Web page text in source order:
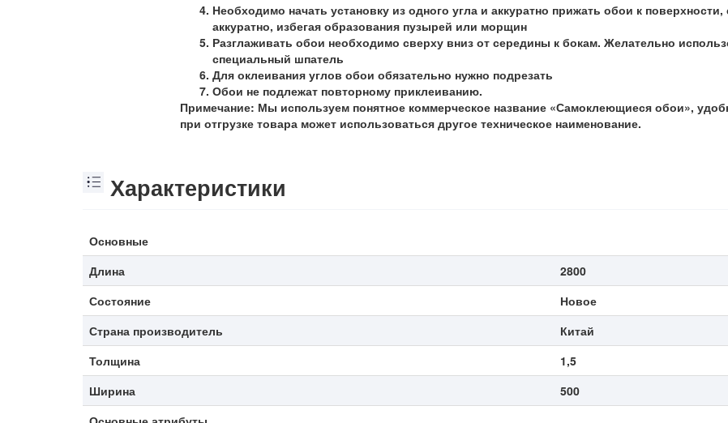
Необходимо начать установку из одного угла и аккуратно прижать обои к
аккуратно, избегая образования пузырей или морщин
Разглаживать обои необходимо сверху вниз от середины к бокам. Желательно
специальный шпатель
Для оклеивания углов обои обязательно нужно подрезать
Обои не подлежат повторному приклеиванию.
Примечание: Мы используем понятное коммерческое название «Самоклеющиеся обои»,
при отгрузке товара может использоваться другое техническое наименование.
Характеристики
Основные
Длина
2800
Состояние
Новое
Страна производитель
Китай
Толщина
1,5
Ширина
500